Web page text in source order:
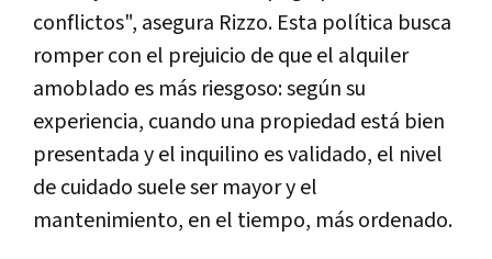
conflictos", asegura Rizzo. Esta política busca
romper con el prejuicio de que el alquiler
amoblado es más riesgoso: según su
experiencia, cuando una propiedad está bien
presentada y el inquilino es validado, el nivel
de cuidado suele ser mayor y el
mantenimiento, en el tiempo, más ordenado.